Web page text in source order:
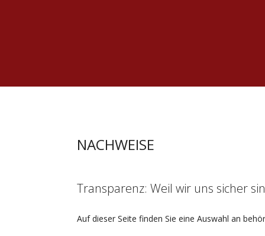
NACHWEISE
Transparenz: Weil wir uns sicher
Auf dieser Seite finden Sie eine Auswahl an